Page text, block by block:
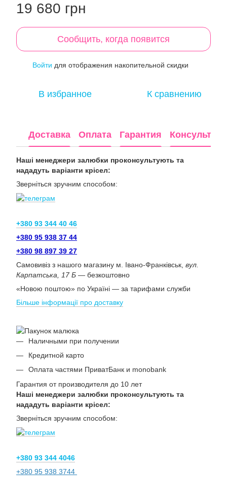
19 680 грн
Сообщить, когда появится
Войти для отображения накопительной скидки
В избранное К сравнению
Доставка Оплата Гарантия
Наші менеджери залюбки проконсультують та
нададуть варіанти крісел:
Зверніться зручним способом:
+380 93 344 40 46
+380 95 938 37 44
+380 98 897 39 27
Самовивіз з нашого магазину м. Івано-Франківськ, вул.
Карпатська, 17 Б — безкоштовно
«Новою поштою» по Україні — за тарифами служби
Більше інформації про доставку
Наличными при получении
Кредитной карто
Оплата частями ПриватБанк и monobank
Гарантия от производителя до 10 лет
Наші менеджери залюбки проконсультують та
нададуть варіанти крісел:
Зверніться зручним способом:
+380 93 344 4046
+380 95 938 3744